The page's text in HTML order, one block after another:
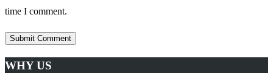
time I comment.
WHY US